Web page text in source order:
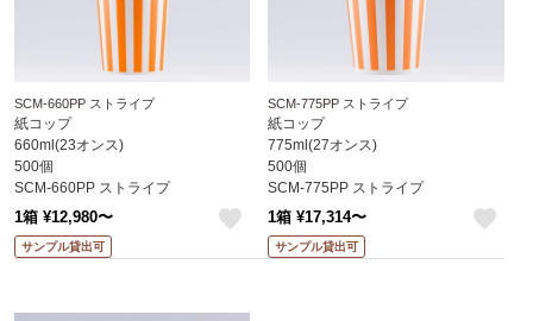
SCM-660PP ストライプ
紙コップ
660ml(23オンス)
500個
SCM-660PP ストライプ
※沖縄・離島 送料別途 ※個人宅配送
1箱 ¥12,980〜
サンプル貸出可
SCM-775PP ストライプ
紙コップ
775ml(27オンス)
500個
SCM-775PP ストライプ
※沖縄・離島 送料別途 ※個人宅配送
1箱 ¥17,314〜
サンプル貸出可